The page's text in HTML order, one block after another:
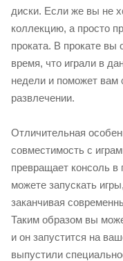
диски. Если же вы не
коллекцию, а просто
проката. В прокате
время, что играли в
недели и поможет
развлечении.
Отличительная
совместимость с
превращает консоль в
можете запускать
заканчивая
Таким образом вы
и он запустится на
выпустили